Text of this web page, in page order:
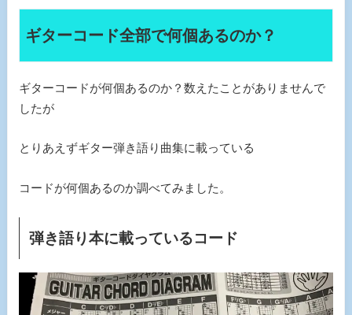
ギターコード全部で何個あるのか？
ギターコードが何個あるのか？数えたことがありませんで
したが
とりあえずギター弾き語り曲集に載っている
コードが何個あるのか調べてみました。
弾き語り本に載っているコード